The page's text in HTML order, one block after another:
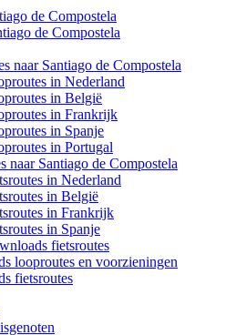
de Compostela
de Compostela
naar Santiago de Compostela
in Nederland
in België
in Frankrijk
in Spanje
in Portugal
naar Santiago de Compostela
in Nederland
in België
in Frankrijk
in Spanje
fietsroutes
looproutes en voorzieningen
fietsroutes